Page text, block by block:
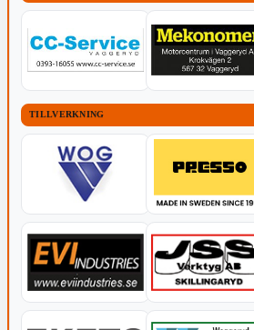
TILLVERKNING